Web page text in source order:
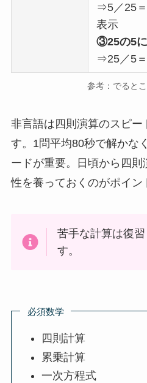
⇒5／25
表示
③25の5
⇒25／5
参考：でると
非言語は四則演算のスピー
す。1問平均80秒で解かな
ードが重要。日頃から四
性を養っておくのがポイン
苦手な計算は復
す。
必須数学
四則計算
累乗計算
一次方程式